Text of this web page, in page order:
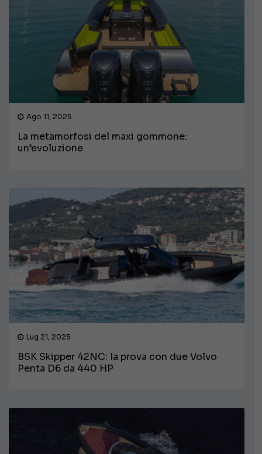
Ago 11, 2025
La metamorfosi del maxi gommone:
un’evoluzione
Lug 21, 2025
BSK Skipper 42NC: la prova con due Volvo
Penta D6 da 440 HP